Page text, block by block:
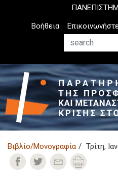
Top
Header
Βοήθεια
Αναζήτηση
Βιβλίο/Μονογραφία Τρίτη,